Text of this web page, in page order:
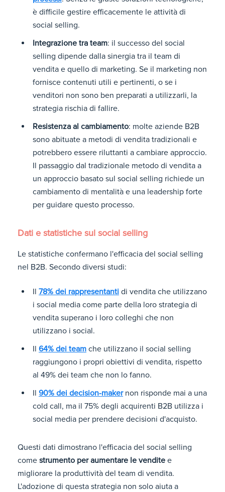
è difficile gestire efficacemente le attività di
social selling.
Integrazione tra team: il successo del social
selling dipende dalla sinergia tra il team di
vendita e quello di marketing. Se il marketing non
fornisce contenuti utili e pertinenti, o se i
venditori non sono ben preparati a utilizzarli, la
strategia rischia di fallire.
Resistenza al cambiamento: molte aziende B2B
sono abituate a metodi di vendita tradizionali e
potrebbero essere riluttanti a cambiare approccio.
Il passaggio dal tradizionale metodo di vendita a
un approccio basato sul social selling richiede un
cambiamento di mentalità e una leadership forte
per guidare questo processo.
Dati e statistiche sul social selling
Le statistiche confermano l'efficacia del social selling
nel B2B. Secondo diversi studi:
Il 78% dei rappresentanti di vendita che utilizzano
i social media come parte della loro strategia di
vendita superano i loro colleghi che non
utilizzano i social.
Il 64% dei team che utilizzano il social selling
raggiungono i propri obiettivi di vendita, rispetto
al 49% dei team che non lo fanno.
Il 90% dei decision-makernon risponde mai a una
cold call, ma il 75% degli acquirenti B2B utilizza i
social media per prendere decisioni d'acquisto.
Questi dati dimostrano l'efficacia del social selling
come strumento per aumentare le vendite e
migliorare la produttività del team di vendita.
L'adozione di questa strategia non solo aiuta a